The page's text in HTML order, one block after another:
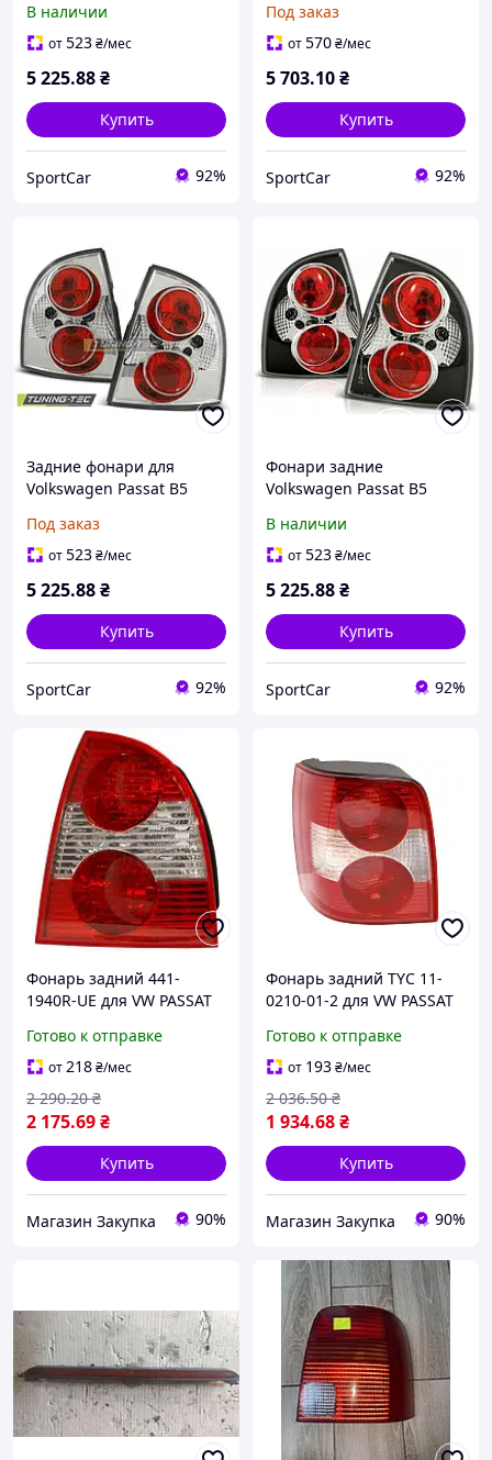
В наличии
от523₴/мес
5 225.88₴
Купить
SportCar 92%
Под заказ
от570₴/мес
5 703.10₴
Купить
SportCar 92%
Задние фонари для
Volkswagen Passat B5
тюнингованные ЦЕНА ЗА
ПАРУ
Под заказ
от523₴/мес
5 225.88₴
Купить
SportCar 92%
Фонари задние
Volkswagen Passat B5
В наличии
от523₴/мес
5 225.88₴
Купить
SportCar 92%
Фонарь задний 441-
1940R-UE для VW PASSAT
Готово к отправке
от218₴/мес
2 175.69₴
2 290.20 ₴
Купить
Магазин Закупка 90%
Фонарь задний TYC 11-
0210-01-2 для VW PASSAT
Готово к отправке
от 193₴/мес
1 934.68₴
2 036.50 ₴
Купить
Магазин Закупка 90%